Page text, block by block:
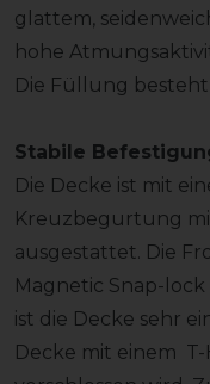
glattem,
hohe
Die Füllung
Stabile
Die Decke ist mit
Kreuzbegurtung
ausgestattet. Die
Magnetic Snap-lock
ist die Decke sehr
Decke mit einem